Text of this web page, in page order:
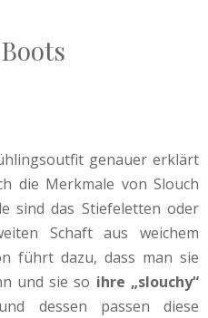
genauer erklärt
die Merkmale von Slouch
sind das Stiefeletten oder
Schaft aus weichem
führt dazu, dass man sie
und sie so ihre „slouchy“
dessen passen diese